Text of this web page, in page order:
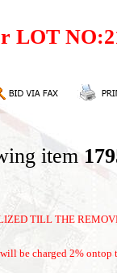
LOT
item
TILL THE
will be charged 2% ontop